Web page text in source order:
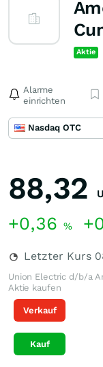
Aktie
Alarme
einrichten
Nasdaq OTC
88,32
+0,36 %
Letzter Kurs
Union Electric d/b/a
Aktie kaufen
Verkauf
Kauf